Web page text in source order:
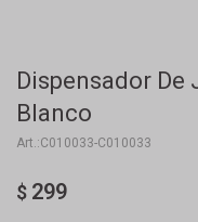
Dispensador De
Blanco
C010033-C010033
$ 299